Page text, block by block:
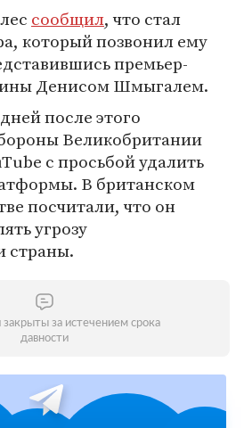
сообщил, что стал
который позвонил ему
премьер-
Денисом Шмыгалем.
после этого
Великобритании
с просьбой удалить
В британском
посчитали, что он
угрозу
страны.
за истечением срока
давности